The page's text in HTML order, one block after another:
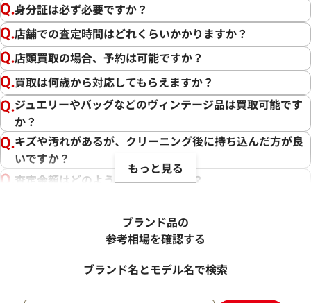
身分証は必ず必要ですか？
店舗での査定時間はどれくらいかかりますか？
店頭買取の場合、予約は可能ですか？
買取は何歳から対応してもらえますか？
ジュエリーやバッグなどのヴィンテージ品は買取可能です
か？
キズや汚れがあるが、クリーニング後に持ち込んだ方が良
いですか？
査定金額はどのように決まりますか？
売却するか悩んでいるのですが、査定だけお願いできます
1点からでも査定できますか？
もっと見る
ブランド品の
参考相場を確認する
ブランド名とモデル名で検索